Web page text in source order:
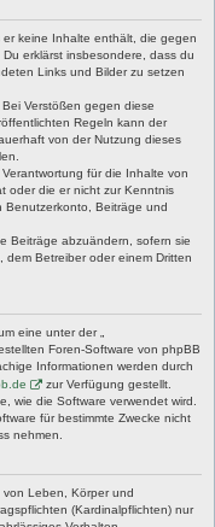
keine Inhalte enthält, die gegen
erklärst insbesondere, dass du
Links und Bilder zu setzen
Verstößen gegen diese
Regeln kann der
von der Nutzung dieses
für die Inhalte von
oder die er nicht zur Kenntnis
Benutzerkonto, Beiträge und
Beiträge abzuändern, sofern sie
Betreiber oder einem Dritten
eine unter der „
Foren-Software von phpBB
Informationen werden durch
zur Verfügung gestellt.
wie die Software verwendet wird.
für bestimmte Zwecke nicht
nehmen.
von Leben, Körper und
(Kardinalpflichten) nur